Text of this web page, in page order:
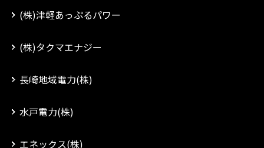
(株)津軽あっぷるパワー
(株)タクマエナジー
長崎地域電力(株)
水戸電力(株)
エネックス(株)